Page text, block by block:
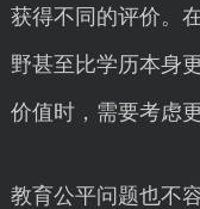
获得不同的评价。
野甚至比学历本身
价值时，需要考虑
教育公平问题也不